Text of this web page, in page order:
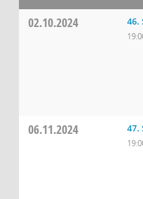
02.10.2024 46.
06.11.2024 47.